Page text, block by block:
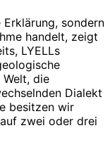
sondern
handelt, zeigt
LYELLs
die
Dialekt
besitzen wir
zwei oder drei